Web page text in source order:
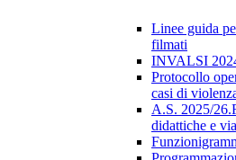
Linee guida
filmati
INVALSI
Protocollo
casi di
A.S. 2025/
didattiche e